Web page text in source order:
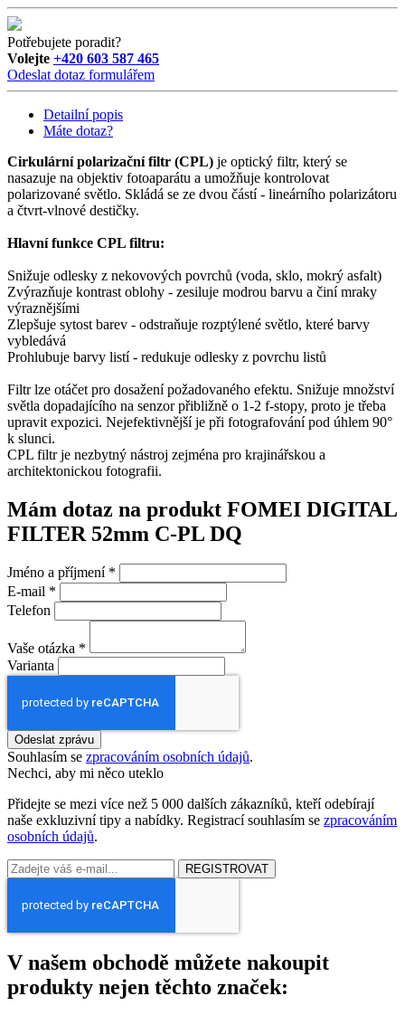
Potřebujete poradit?
Volejte +420 603 587 465
Odeslat dotaz formulářem
Detailní popis
Máte dotaz?
Cirkulární polarizační filtr (CPL) je optický filtr, který se
nasazuje na objektiv fotoaparátu a umožňuje kontrolovat
polarizované světlo. Skládá se ze dvou částí - lineárního polarizátoru
a čtvrt-vlnové destičky.
Hlavní funkce CPL filtru:
Snižuje odlesky z nekovových povrchů (voda, sklo, mokrý asfalt)
Zvýrazňuje kontrast oblohy - zesiluje modrou barvu a činí mraky
výraznějšími
Zlepšuje sytost barev - odstraňuje rozptýlené světlo, které barvy
vybledává
Prohlubuje barvy listí - redukuje odlesky z povrchu listů
Filtr lze otáčet pro dosažení požadovaného efektu. Snižuje množství
světla dopadajícího na senzor přibližně o 1-2 f-stopy, proto je třeba
upravit expozici. Nejefektivnější je při fotografování pod úhlem 90°
k slunci.
CPL filtr je nezbytný nástroj zejména pro krajinářskou a
architektonickou fotografii.
Mám dotaz na produkt FOMEI DIGITAL
FILTER 52mm C-PL DQ
Jméno a příjmení *
E-mail *
Telefon
Vaše otázka *
Varianta
Odeslat zprávu
Souhlasím se zpracováním osobních údajů.
Nechci, aby mi něco uteklo
Přidejte se mezi více než 5 000 dalších zákazníků, kteří odebírají
naše exkluzivní tipy a nabídky. Registrací souhlasím se zpracováním
osobních údajů.
REGISTROVAT
V našem obchodě můžete nakoupit
produkty nejen těchto značek: